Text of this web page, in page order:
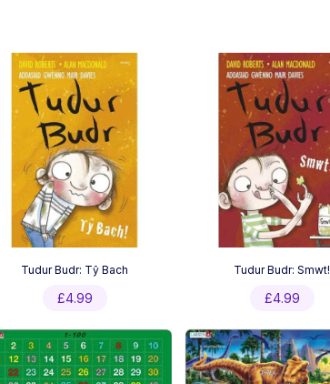
Tudur Budr: Tŷ Bach
£4.99
Tudur Budr: Smwt!
£4.99